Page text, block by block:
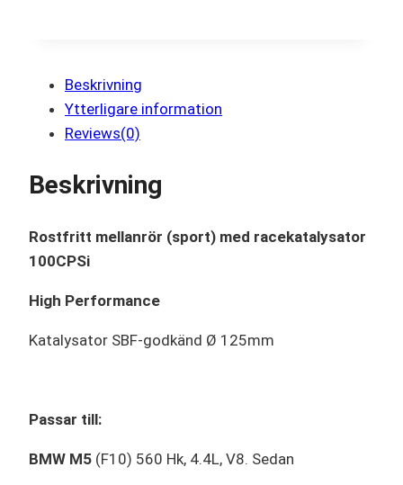
Beskrivning
Ytterligare information
Reviews(0)
Beskrivning
Rostfritt mellanrör (sport) med racekatalysator
100CPSi
High Performance
Katalysator SBF-godkänd Ø 125mm
Passar till:
BMW M5 (F10) 560 Hk, 4.4L, V8. Sedan